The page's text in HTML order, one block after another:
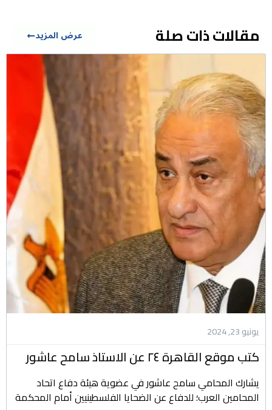
مقالات ذات صلة عرض المزيد
يونيو 23, 2024
كتب موقع القاهرة ٢٤ عن الاستاذ سامح عاشور
يشارك المحامي سامح عاشور في عضوية هيئة دفاع اتحاد
المحامين العرب؛ للدفاع عن الضحايا الفلسطينيين أمام المحكمة